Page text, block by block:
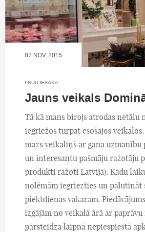
07.NOV, 2015
IINUU IESAKA
Jauns veikals
Tā kā mans birojs atrodas
iegriežos turpat esošajos
mazs veikaliņš ar gana
un interesantu pašmāju ražotāju
produkti ražoti Latvijā). Kādu
nolēmām iegriezties un palutināt
piektdienas vakaram.
izgājām no veikalā ārā ar
pārsteidza laipnā nepiespiestā